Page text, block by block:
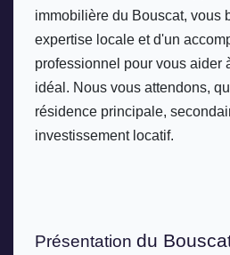
immobilière du Bouscat, vous
expertise locale et d'un
professionnel pour vous aider
idéal. Nous vous attendons,
résidence principale,
investissement locatif.
Présentation du